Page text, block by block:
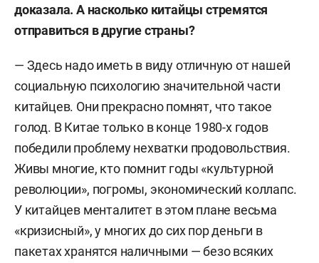
доказала. А насколько китайцы стремятся
отправиться в другие страны?
— Здесь надо иметь в виду отличную от нашей
социальную психологию значительной части
китайцев. Они прекрасно помнят, что такое
голод. В Китае только в конце 1980-х годов
победили проблему нехватки продовольствия.
Живы многие, кто помнит годы «культурной
революции», погромы, экономический коллапс.
У китайцев менталитет в этом плане весьма
«кризисный», у многих до сих пор деньги в
пакетах хранятся наличными — безо всяких